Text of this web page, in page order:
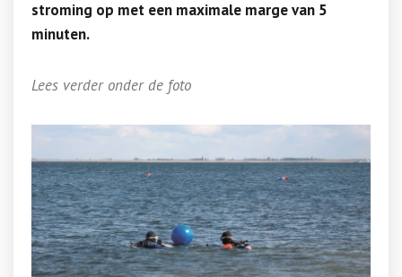
stroming op met een maximale marge van 5
minuten.
Lees verder onder de foto